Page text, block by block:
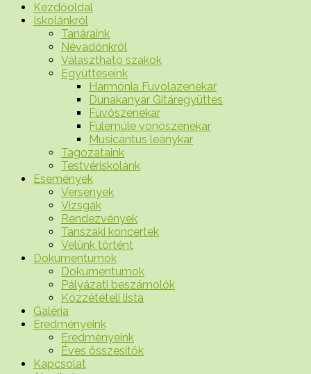
Kezdőoldal
Iskolánkról
Tanáraink
Névadónkról
Választható szakok
Együtteseink
Harmónia Fuvolazenekar
Dunakanyar Gitáregyüttes
Fúvószenekar
Fülemüle vonószenekar
Musicantus leánykar
Tagozataink
Testvériskolánk
Események
Versenyek
Vizsgák
Rendezvények
Tanszaki koncertek
Velünk történt
Dokumentumok
Dokumentumok
Pályázati beszámolók
Közzétételi lista
Galéria
Eredményeink
Eredményeink
Éves összesítők
Kapcsolat